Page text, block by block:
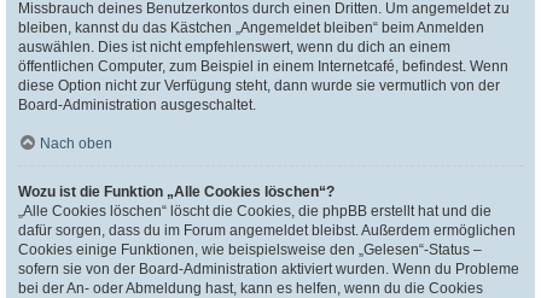
Missbrauch deines Benutzerkontos durch einen Dritten. Um angemeldet zu
bleiben, kannst du das Kästchen „Angemeldet bleiben“ beim Anmelden
auswählen. Dies ist nicht empfehlenswert, wenn du dich an einem
öffentlichen Computer, zum Beispiel in einem Internetcafé, befindest. Wenn
diese Option nicht zur Verfügung steht, dann wurde sie vermutlich von der
Board-Administration ausgeschaltet.
Nach oben
Wozu ist die Funktion „Alle Cookies löschen“?
„Alle Cookies löschen“ löscht die Cookies, die phpBB erstellt hat und die
dafür sorgen, dass du im Forum angemeldet bleibst. Außerdem ermöglichen
Cookies einige Funktionen, wie beispielsweise den „Gelesen“-Status –
sofern sie von der Board-Administration aktiviert wurden. Wenn du Probleme
bei der An- oder Abmeldung hast, kann es helfen, wenn du die Cookies